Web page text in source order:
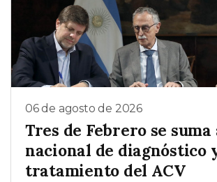
06 de agosto de 2026
Tres de Febrero se
nacional de diagnóstico
tratamiento del ACV